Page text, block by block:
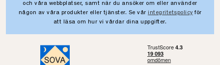
och våra webbplatser, samt när du ansöker om eller använder
någon av våra produkter eller tjänster. Se vår integritetspolicy för
att läsa om hur vi vårdar dina uppgifter.